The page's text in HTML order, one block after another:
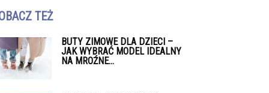
TEŻ
BUTY ZIMOWE DLA DZIECI –
JAK WYBRAĆ MODEL IDEALNY
NA MROŹNE...